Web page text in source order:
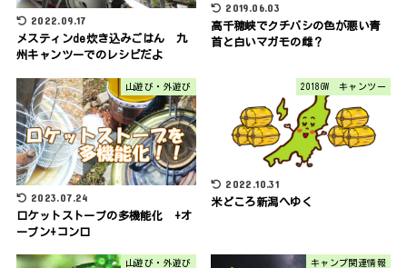
2022.09.17
メスティンde炊き込みごはん 九
州キャンツーでのレシピだよ
2019.06.03
高千穂峡でクチバシの色が悪い青
首と白いマガモの雌？
山遊び・外遊び
2023.07.24
ロケットストーブの多機能化 +オ
ーブン+コンロ
2018GW キャンツー
2022.10.31
米どころ新潟へゆく
山遊び・外遊び キャンプ関連情報